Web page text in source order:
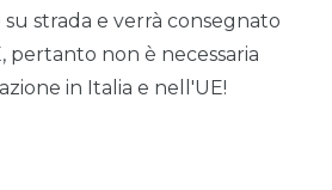
strada e verrà consegnato
pertanto non è necessaria
in Italia e nell'UE!